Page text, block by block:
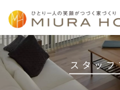
スタッ